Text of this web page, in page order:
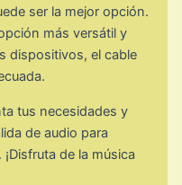
ser la mejor opción.
más versátil y
dispositivos, el cable
tus necesidades y
de audio para
de la música